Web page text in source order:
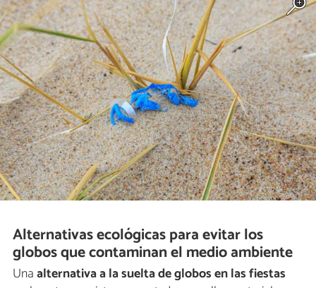
Alternativas ecológicas para evitar los
globos que contaminan el medio ambiente
Unaalternativa a la suelta de globos en las fiestas